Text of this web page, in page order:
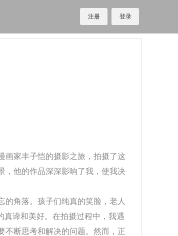
注册 登录
画家丰子恺的摄影之旅，拍摄了这
，他的作品深深影响了我，使我决
角落。孩子们纯真的笑脸，老人
真谛和美好。在拍摄过程中，我遇
不断思考和解决的问题。然而，正